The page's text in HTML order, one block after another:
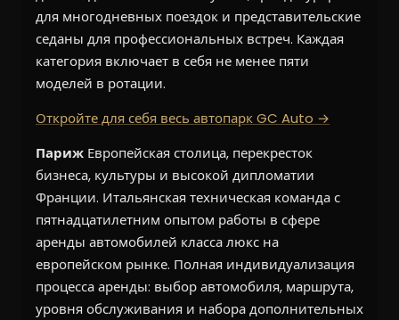
для многодневных поездок и представительские
седаны для профессиональных встреч. Каждая
категория включает в себя не менее пяти
моделей в ротации.
Откройте для себя весь автопарк GC Auto →
Париж Европейская столица, перекресток
бизнеса, культуры и высокой дипломатии
Франции. Итальянская техническая команда с
пятнадцатилетним опытом работы в сфере
аренды автомобилей класса люкс на
европейском рынке. Полная индивидуализация
процесса аренды: выбор автомобиля, маршрута,
уровня обслуживания и набора дополнительных